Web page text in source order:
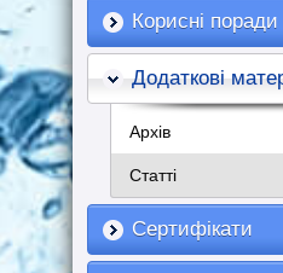
Корисні поради
Додаткові
Архів
Статті
Сертифікати